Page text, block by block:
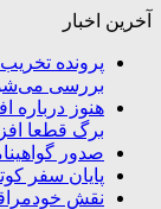
آخرین اخبار
پرونده
بررسی
هنوز درباره
برگ قطعا
صدور
پایان سفر
نقش